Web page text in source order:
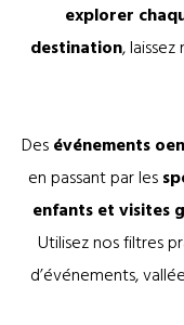
explorer
destination,
Desévénements
en passant par les
enfants et visites
Utilisez nos filtres
d’événements,